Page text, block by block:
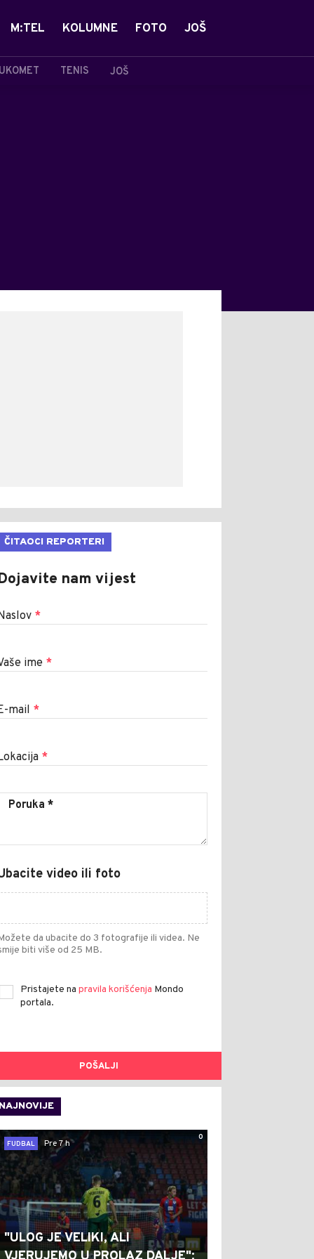
TENIS JOŠ
M:TEL KOLUMNE FOTO JOŠ
ČITAOCI REPORTERI
nam vijest
*
ime *
mail *
*
video ili foto
da ubacite do 3 fotografije ili videa. Ne
biti više od 25 MB.
Pristajete na pravila korišćenja Mondo
portala.
POŠALJI
NAJNOVIJE
0
FUDBAL
Pre 7 h
"ULOG JE VELIKI, ALI